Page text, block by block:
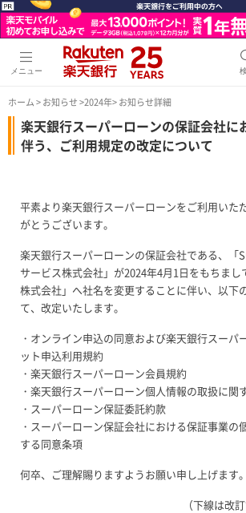
メニュー
ホーム>お知らせ>2024年> お知らせ詳細
楽天銀行スーパーローンの保証会社に
伴う、ご利用規定の改定について
平素より楽天銀行スーパーローンをご利用いた
がとうございます。
楽天銀行スーパーローンの保証会社である、「
サービス株式会社」が2024年4月1日をもちまし
株式会社」へ社名を変更することに伴い、以下
て、改定いたします。
・オンライン申込の同意および楽天銀行スーパ
ット申込利用規約
・楽天銀行スーパーローン会員規約
・楽天銀行スーパーローン個人情報の取扱に関
・スーパーローン保証委託約款
・スーパーローン保証会社における保証事業の
する同意条項
何卒、ご理解賜りますようお願い申し上げます。
（下線は改